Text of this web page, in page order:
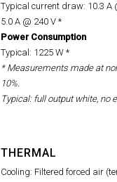
Typical current draw: 10.3 A
5.0 A @ 240 V *
Power Consumption
Typical: 1225 W *
* Measurements made at
10%.
Typical: full output white, no
THERMAL
Cooling: Filtered forced air